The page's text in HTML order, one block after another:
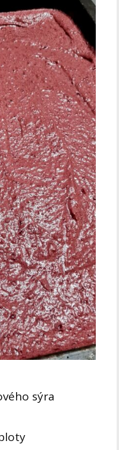
sýra